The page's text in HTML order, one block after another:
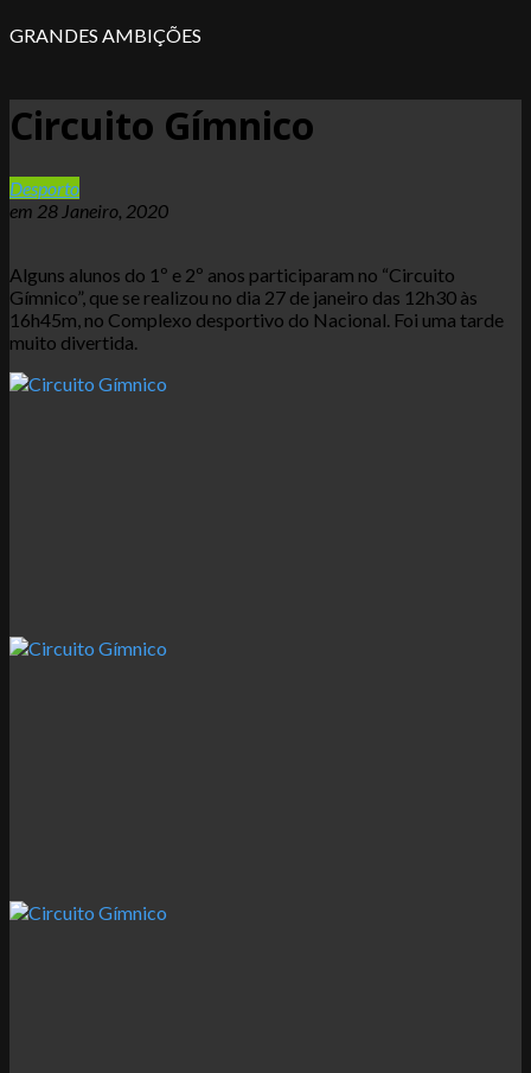
GRANDES AMBIÇÕES
Circuito Gímnico
Desporto
em 28 Janeiro, 2020
Alguns alunos do 1º e 2º anos participaram no “Circuito
Gímnico”, que se realizou no dia 27 de janeiro das 12h30 às
16h45m, no Complexo desportivo do Nacional. Foi uma tarde
muito divertida.